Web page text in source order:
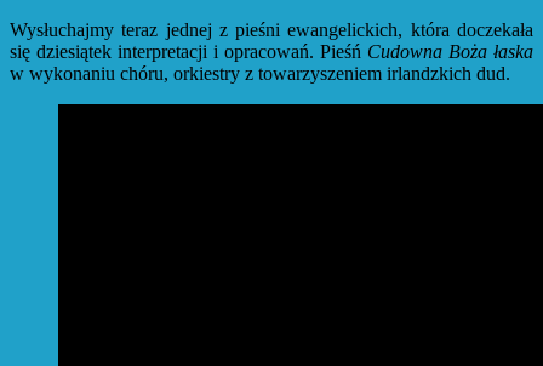
Wysłuchajmy teraz jednej z pieśni ewangelickich, która doczekała
się dziesiątek interpretacji i opracowań. Pieśń Cudowna Boża łaska
w wykonaniu chóru, orkiestry z towarzyszeniem irlandzkich dud.